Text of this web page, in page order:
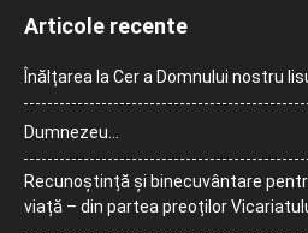
Articole recente
Înălțarea la Cer a Domnului nostru
Dumnezeu…
Recunoștință și binecuvântare
viață – din partea preoților